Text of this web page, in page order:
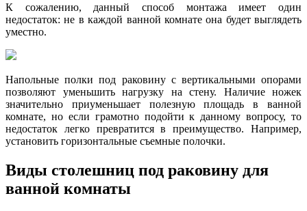
К сожалению, данный способ монтажа имеет один
недостаток: не в каждой ванной комнате она будет выглядеть
уместно.
Напольные полки под раковину с вертикальными опорами
позволяют уменьшить нагрузку на стену. Наличие ножек
значительно приуменьшает полезную площадь в ванной
комнате, но если грамотно подойти к данному вопросу, то
недостаток легко превратится в преимущество. Например,
установить горизонтальные съемные полочки.
Виды столешниц под раковину для
ванной комнаты